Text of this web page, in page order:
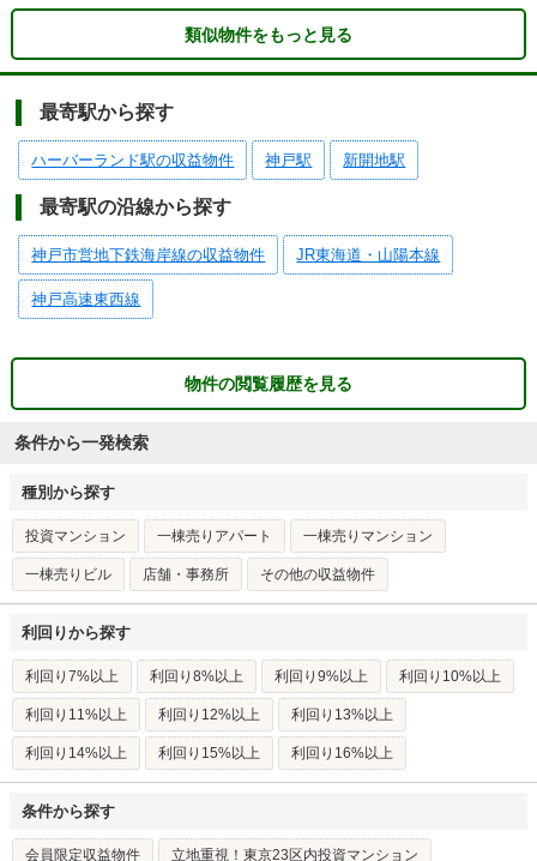
類似物件をもっと見る
最寄駅から探す
ハーバーランド駅の収益物件 神戸駅 新開地駅
最寄駅の沿線から探す
神戸市営地下鉄海岸線の収益物件 JR東海道・山陽本線
神戸高速東西線
物件の閲覧履歴を見る
条件から一発検索
種別から探す
投資マンション 一棟売りアパート 一棟売りマンション
一棟売りビル 店舗・事務所 その他の収益物件
利回りから探す
利回り7%以上 利回り8%以上 利回り9%以上 利回り10%以上
利回り11%以上 利回り12%以上 利回り13%以上
利回り14%以上 利回り15%以上 利回り16%以上
条件から探す
会員限定収益物件 立地重視！東京23区内投資マンション